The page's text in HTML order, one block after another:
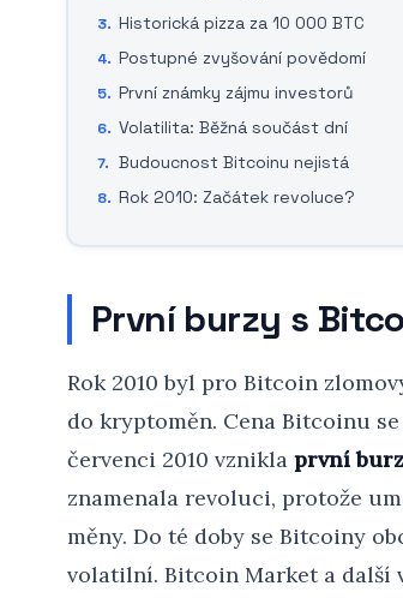
Historická pizza za 10 000 BTC
Postupné zvyšování povědomí
První známky zájmu investorů
Volatilita: Běžná součást dní
Budoucnost Bitcoinu nejistá
Rok 2010: Začátek revoluce?
První burzy s
Rok 2010 byl pro Bitcoin
do kryptoměn. Cena Bitcoinu
červenci 2010 vznikla první
znamenala revoluci, protože
měny. Do té doby se Bitcoiny
volatilní. Bitcoin Market a další